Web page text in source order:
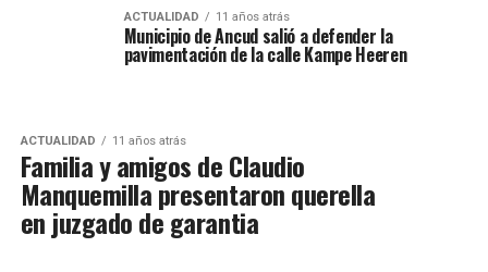
ACTUALIDAD 11 años atrás
Municipio de Ancud salió a defender la
pavimentación de la calle Kampe Heeren
ACTUALIDAD 11 años atrás
Familia y amigos de Claudio
Manquemilla presentaron querella
en juzgado de garantia